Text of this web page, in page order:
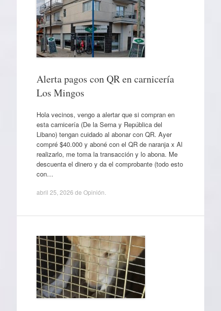
Alerta pagos con QR en carnicería
Los Mingos
Hola vecinos, vengo a alertar que si compran en
esta carnicería (De la Serna y República del
Libano) tengan cuidado al abonar con QR. Ayer
compré $40.000 y aboné con el QR de naranja x Al
realizarlo, me toma la transacción y lo abona. Me
descuenta el dinero y da el comprobante (todo esto
con…
abril 25, 2026 de Opinión